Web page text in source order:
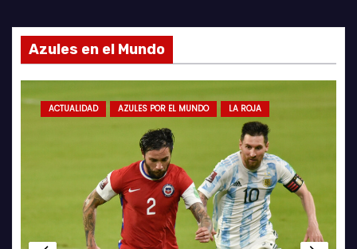
Azules en el Mundo
ACTUALIDAD AZULES POR EL MUNDO